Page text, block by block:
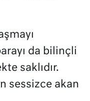
da bilinçli
saklıdır.
sessizce akan